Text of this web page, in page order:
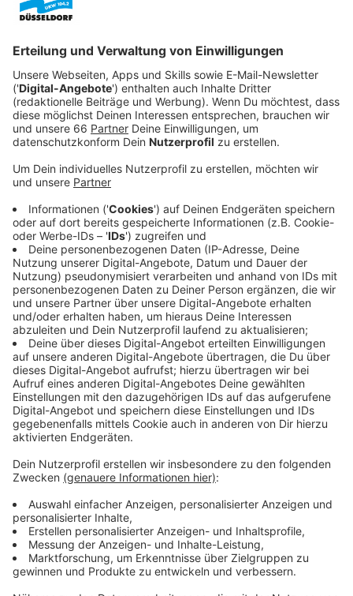
werden.
Anzeige
Neue Wohnungen geplant
Anzeige
Wann wir die neuen Gebäude direkt am Lastring sehen
werden, ist noch nicht klar - dass sich die Ecke
grundlegend ändern wird, aber schon. Auffälligste
optische Änderung wird das Hauptgebäude: zwei
aufeinanderliegende Würfel, die"Two Cubes". Der
derzeitige Parkplatz an der Erkrather Straße wird mit
Wohnungen bebaut, zur Hälfte öffentlich gefördert.
Anzeige
Unklare Zukunft für die Geschäfte
Anzeige
Ob die jetzigen Geschäfte wie LIDL und ROLLER
übernommen werden, steht noch nicht fest. Eine
Bowlingbahn soll aber wieder dabei sein. Der
Elektronik-Markt SATURN hatte schon vor Jahren die
Segel gestrichen.